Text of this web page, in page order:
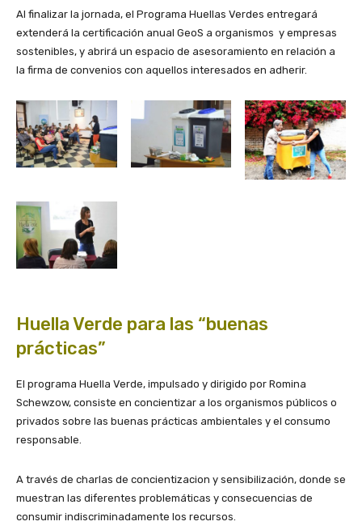
Al finalizar la jornada, el Programa Huellas Verdes entregará
extenderá la certificación anual GeoS a organismos y empresas
sostenibles, y abrirá un espacio de asesoramiento en relación a
la firma de convenios con aquellos interesados en adherir.
Huella Verde para las “buenas
prácticas”
El programa Huella Verde, impulsado y dirigido por Romina
Schewzow, consiste en concientizar a los organismos públicos o
privados sobre las buenas prácticas ambientales y el consumo
responsable.
A través de charlas de concientizacion y sensibilización, donde se
muestran las diferentes problemáticas y consecuencias de
consumir indiscriminadamente los recursos.